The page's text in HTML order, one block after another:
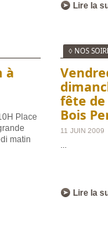
Lire la
à
Place
matin
◊ NOS
fête de
Bois
11 JUIN 2009
...
Lire la